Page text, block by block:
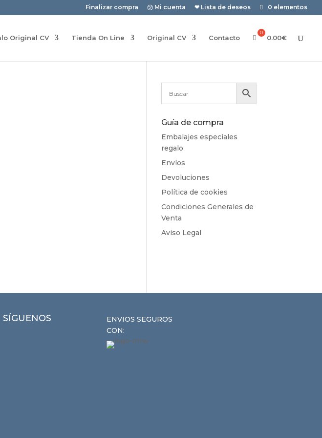
Finalizar compra ㋡ Mi cuenta ❤ Lista de deseos 0 elementos
Original CV Tienda On Line Original CV Contacto 0.00€
Guía de compra
Embalajes especiales
regalo
Envíos
Devoluciones
Política de cookies
Condiciones Generales de
Venta
Aviso Legal
SÍGUENOS
ENVIOS SEGUROS
CON: